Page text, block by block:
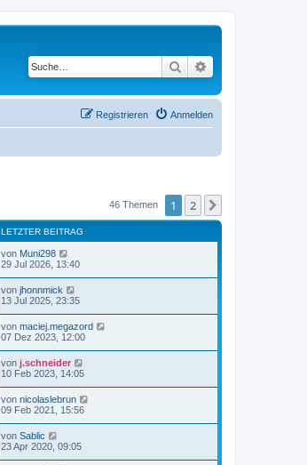
Suche
Anmelden
Registrieren
46 Themen 1 2
LETZTER BEITRAG
von Muni298
29 Jul 2026, 13:40
von jhonnmick
13 Jul 2025, 23:35
von maciej.megazord
07 Dez 2023, 12:00
von j.schneider
10 Feb 2023, 14:05
von nicolaslebrun
09 Feb 2021, 15:56
von Sablic
23 Apr 2020, 09:05